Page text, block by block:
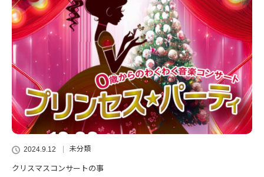
2024.9.12 未分類
クリスマスコンサートの事